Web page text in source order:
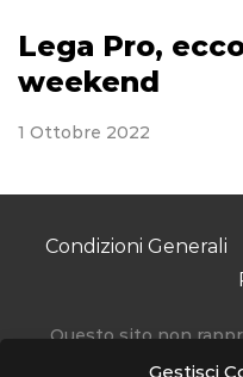
Gestisci
Lega Pro,
weekend
1 Ottobre 2022
Condizioni Generali
Questo sito non
testata giornalistica in